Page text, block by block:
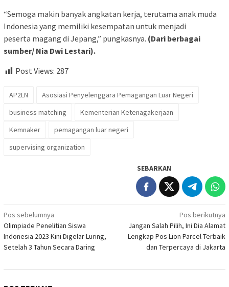
“Semoga makin banyak angkatan kerja, terutama anak muda
Indonesia yang memiliki kesempatan untuk menjadi
peserta magang di Jepang,” pungkasnya. (Dari berbagai
sumber/ Nia Dwi Lestari).
Post Views: 287
AP2LN
Asosiasi Penyelenggara Pemagangan Luar Negeri
business matching
Kementerian Ketenagakerjaan
Kemnaker
pemagangan luar negeri
supervising organization
SEBARKAN
Navigasi
pos
Pos sebelumnya
Olimpiade Penelitian Siswa
Indonesia 2023 Kini Digelar Luring,
Setelah 3 Tahun Secara Daring
Pos berikutnya
Jangan Salah Pilih, Ini Dia Alamat
Lengkap Pos Lion Parcel Terbaik
dan Terpercaya di Jakarta